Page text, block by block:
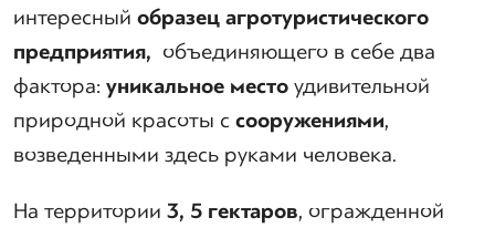
интересный образец агротуристического
предприятия, объединяющего в себе два
фактора: уникальное местоудивительной
природной красоты ссооружениями,
возведенными здесь руками человека.
На территории 3, 5 гектаров, огражденной